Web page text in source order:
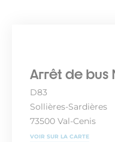
Arrêt de bus
D83
Sollières-Sardières
73500 Val-Cenis
VOIR SUR LA CARTE